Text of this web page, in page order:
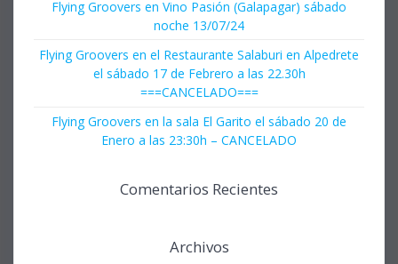
Flying Groovers en Vino Pasión (Galapagar) sábado
noche 13/07/24
Flying Groovers en el Restaurante Salaburi en Alpedrete
el sábado 17 de Febrero a las 22.30h
===CANCELADO===
Flying Groovers en la sala El Garito el sábado 20 de
Enero a las 23:30h – CANCELADO
Comentarios Recientes
Archivos